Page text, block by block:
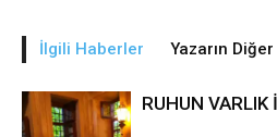
İlgili Haberler Yazarın
RUHUN VARLIK